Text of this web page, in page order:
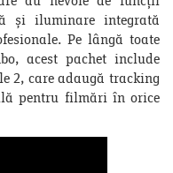
și iluminare integrată
Pe lângă toate
acest pachet include
2, care adaugă tracking
pentru filmări în orice